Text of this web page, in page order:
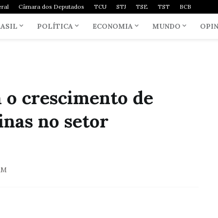
Câmara dos Deputados TCU STJ TSE TST BCB
POLÍTICA ECONOMIA MUNDO
crescimento de
no setor